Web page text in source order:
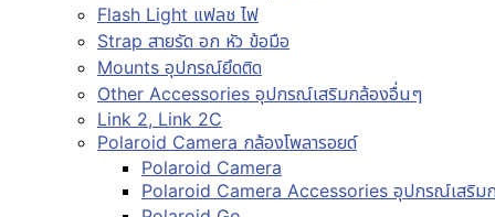
Flash Light แฟลช ไฟ
Strap สายรัด อก หัว ข้อมือ
Mounts อุปกรณ์ยึดติด
Other Accessories อุปกรณ์เสริมกล้องอื่นๆ
Link 2, Link 2C
Polaroid Camera กล้องโพลารอยด์
Polaroid Camera
Polaroid Camera Accessories อุปกรณ์เสริมก